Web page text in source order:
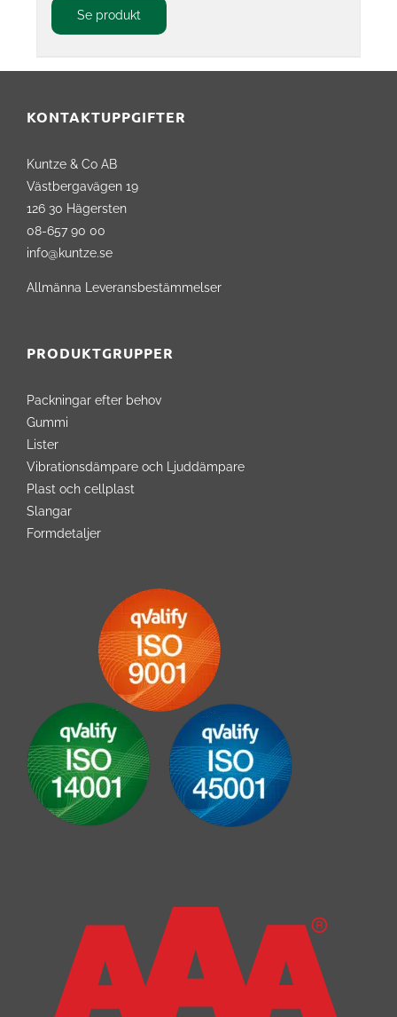
Se produkt
KONTAKTUPPGIFTER
Kuntze & Co AB
Västbergavägen 19
126 30 Hägersten
08-657 90 00
info@kuntze.se
Allmänna Leveransbestämmelser
PRODUKTGRUPPER
Packningar efter behov
Gummi
Lister
Vibrationsdämpare och Ljuddämpare
Plast och cellplast
Slangar
Formdetaljer